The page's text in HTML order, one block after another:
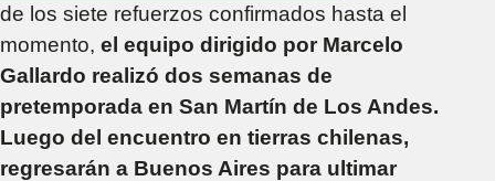
de los siete refuerzos confirmados hasta el
momento, el equipo dirigido por Marcelo
Gallardo realizó dos semanas de
pretemporada en San Martín de Los Andes.
Luego del encuentro en tierras chilenas,
regresarán a Buenos Aires para ultimar